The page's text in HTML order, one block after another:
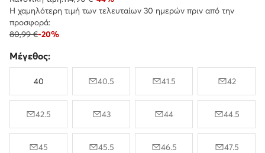
Η χαμηλότερη τιμή των τελευταίων 30 ημερών πριν από την
προσφορά:
80,99 €-20%
Μέγεθος:
40 40.5 41.5 42
42.5 43 44 44.5
45 45.5 46.5 47.5